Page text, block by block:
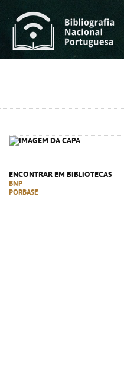
ENCONTRAR EM BIBLIOTECAS
BNP
PORBASE